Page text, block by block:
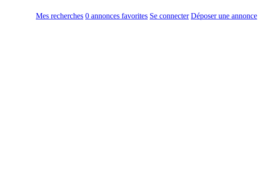
Mes recherches 0 annonces favorites Se connecter Déposer une annonce